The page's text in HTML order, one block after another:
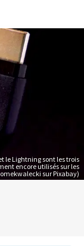
le Lightning sont les trois
encore utilisés sur les
sur Pixabay)